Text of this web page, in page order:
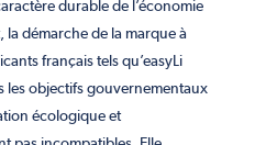
durable de l’économie
la démarche de la marque à
français tels qu’easyLi
les objectifs gouvernementaux
écologique et